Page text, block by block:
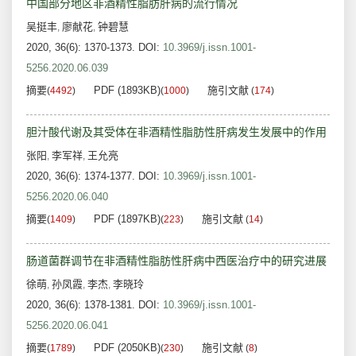
中国部分地区非酒精性脂肪肝病的流行情况
吴挺丰, 廖献花, 钟碧慧
2020, 36(6): 1370-1373. DOI: 10.3969/j.issn.1001-
5256.2020.06.039
摘要(4492) PDF (1893KB)(1000) 施引文献 (174)
胆汁酸代谢及其受体在非酒精性脂肪性肝病发生发展中的作用
张阳 , 李军祥, 王允亮
2020, 36(6): 1374-1377. DOI: 10.3969/j.issn.1001-
5256.2020.06.040
摘要(1409) PDF (1897KB)(223) 施引文献 (14)
肠道菌群调节在非酒精性脂肪性肝病中西医治疗中的研究进展
徐萌, 孙凤霞, 李杰, 李晓玲
2020, 36(6): 1378-1381. DOI: 10.3969/j.issn.1001-
5256.2020.06.041
摘要(1789) PDF (2050KB)(230) 施引文献 (8)